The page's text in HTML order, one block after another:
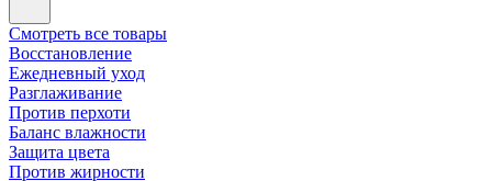
Смотреть все товары
Восстановление
Ежедневный уход
Разглаживание
Против перхоти
Баланс влажности
Защита цвета
Против жирности